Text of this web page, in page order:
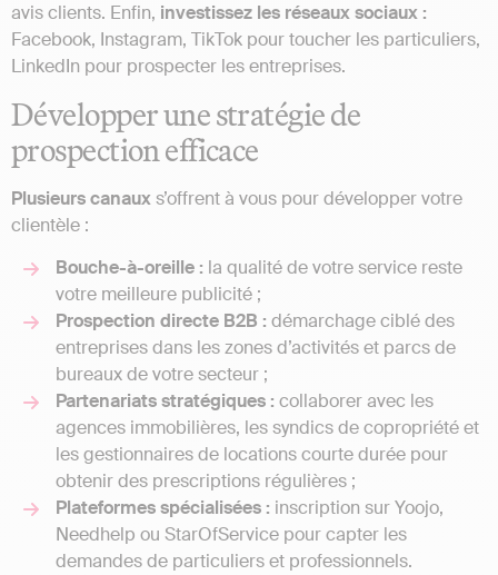
avis clients. Enfin, investissez les réseaux sociaux :
Facebook, Instagram, TikTok pour toucher les particuliers,
LinkedIn pour prospecter les entreprises.
Développer une stratégie de
prospection efficace
Plusieurs canauxs’offrent à vous pour développer votre
clientèle :
Bouche-à-oreille : la qualité de votre service reste
votre meilleure publicité ;
Prospection directe B2B : démarchage ciblé des
entreprises dans les zones d’activités et parcs de
bureaux de votre secteur ;
Partenariats stratégiques : collaborer avec les
agences immobilières, les syndics de copropriété et
les gestionnaires de locations courte durée pour
obtenir des prescriptions régulières ;
Plateformes spécialisées : inscription sur Yoojo,
Needhelp ou StarOfService pour capter les
demandes de particuliers et professionnels.